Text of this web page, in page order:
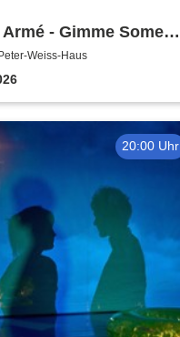
- Gimme Some
presents
Weiss-Haus
20:00 Uhr